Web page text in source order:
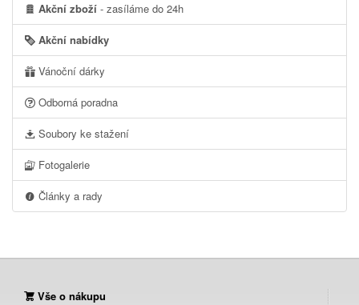
Akční zboží - zasíláme do 24h
Akční nabídky
Vánoční dárky
Odborná poradna
Soubory ke stažení
Fotogalerie
Články a rady
Vše o nákupu